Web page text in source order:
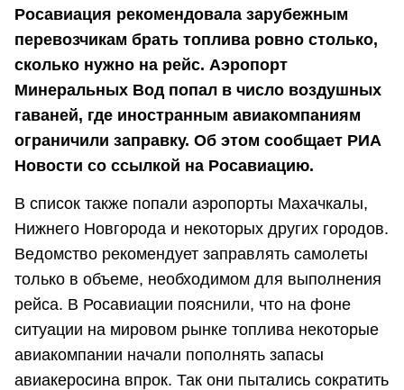
Росавиация рекомендовала зарубежным
перевозчикам брать топлива ровно столько,
сколько нужно на рейс. Аэропорт
Минеральных Вод попал в число воздушных
гаваней, где иностранным авиакомпаниям
ограничили заправку. Об этом сообщает РИА
Новости со ссылкой на Росавиацию.
В список также попали аэропорты Махачкалы,
Нижнего Новгорода и некоторых других городов.
Ведомство рекомендует заправлять самолеты
только в объеме, необходимом для выполнения
рейса. В Росавиации пояснили, что на фоне
ситуации на мировом рынке топлива некоторые
авиакомпании начали пополнять запасы
авиакеросина впрок. Так они пытались сократить